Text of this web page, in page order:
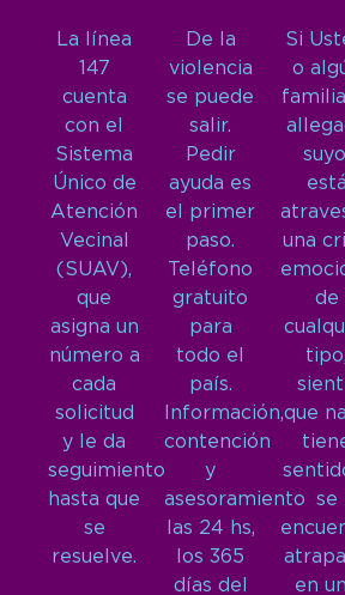
La línea
147
cuenta
con el
Sistema
Único de
Atención
Vecinal
(SUAV),
que
asigna un
número a
cada
solicitud
y le da
seguimiento
hasta que
se
resuelve.
De la
violencia
se puede
salir.
Pedir
ayuda es
el primer
paso.
Teléfono
gratuito
para
todo el
país.
Información,
contención
y
asesoramiento
las 24 hs,
los 365
días del
Si
o
está
una
de
tipo,
que
se
en